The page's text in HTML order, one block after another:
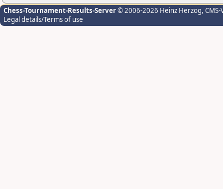
Chess-Tournament-Results-Server© 2006-2026 Heinz Herzog,
Legal details/Terms of use